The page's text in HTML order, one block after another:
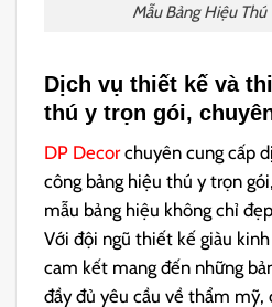
Mẫu Bảng Hiệu Thú
Dịch vụ thiết kế và
thú y trọn gói,
DP Decorchuyên cung cấp
công bảng hiệu thú y trọn
mẫu bảng hiệu không chỉ
Với đội ngũ thiết kế giàu
cam kết mang đến những
đầy đủ yêu cầu về thẩm